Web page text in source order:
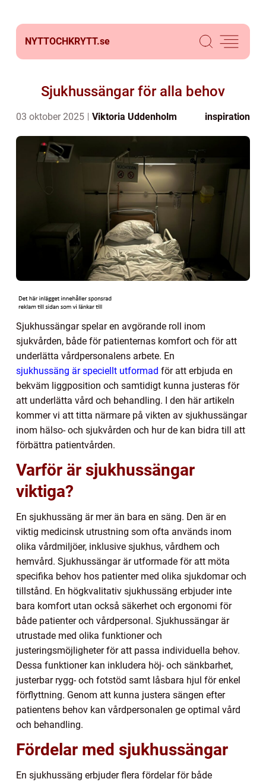
NYTTOCHKRYTT.se
Sjukhussängar för alla behov
03 oktober 2025 Viktoria Uddenholm inspiration
Sjukhussängar spelar en avgörande roll inom
sjukvården, både för patienternas komfort och för att
underlätta vårdpersonalens arbete. En
sjukhussäng är speciellt utformad för att erbjuda en
bekväm liggposition och samtidigt kunna justeras för
att underlätta vård och behandling. I den här artikeln
kommer vi att titta närmare på vikten av sjukhussängar
inom hälso- och sjukvården och hur de kan bidra till att
förbättra patientvården.
Varför är sjukhussängar
viktiga?
En sjukhussäng är mer än bara en säng. Den är en
viktig medicinsk utrustning som ofta används inom
olika vårdmiljöer, inklusive sjukhus, vårdhem och
hemvård. Sjukhussängar är utformade för att möta
specifika behov hos patienter med olika sjukdomar och
tillstånd. En högkvalitativ sjukhussäng erbjuder inte
bara komfort utan också säkerhet och ergonomi för
både patienter och vårdpersonal. Sjukhussängar är
utrustade med olika funktioner och
justeringsmöjligheter för att passa individuella behov.
Dessa funktioner kan inkludera höj- och sänkbarhet,
justerbar rygg- och fotstöd samt låsbara hjul för enkel
förflyttning. Genom att kunna justera sängen efter
patientens behov kan vårdpersonalen ge optimal vård
och behandling.
Fördelar med sjukhussängar
En sjukhussäng erbjuder flera fördelar för både